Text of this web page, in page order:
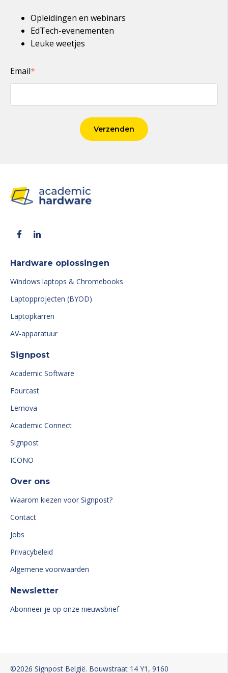
Opleidingen en webinars
EdTech-evenementen
Leuke weetjes
Email*
Hardware oplossingen
Windows laptops & Chromebooks
Laptopprojecten (BYOD)
Laptopkarren
AV-apparatuur
Signpost
Academic Software
Fourcast
Lernova
Academic Connect
Signpost
ICONO
Over ons
Waarom kiezen voor Signpost?
Contact
Jobs
Privacybeleid
Algemene voorwaarden
Newsletter
Abonneer je op onze nieuwsbrief
©2026 Signpost België. Bouwstraat 14 Y1 , 9160